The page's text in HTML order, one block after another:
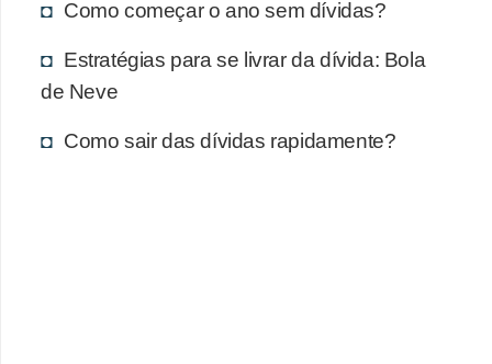
Como começar o ano sem dívidas?
Estratégias para se livrar da dívida: Bola
de Neve
Como sair das dívidas rapidamente?